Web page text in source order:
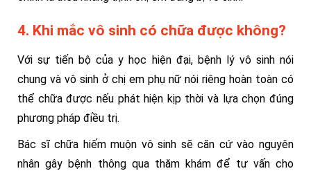
4. Khi mắc vô sinh có chữa được không?
Với sự tiến bộ của y học hiện đại, bệnh lý vô sinh nói
chung và vô sinh ở chị em phụ nữ nói riêng hoàn toàn có
thể chữa được nếu phát hiện kịp thời và lựa chọn đúng
phương pháp điều trị.
Bác sĩ chữa hiếm muộn vô sinh sẽ căn cứ vào nguyên
nhân gây bệnh thông qua thăm khám để tư vấn cho